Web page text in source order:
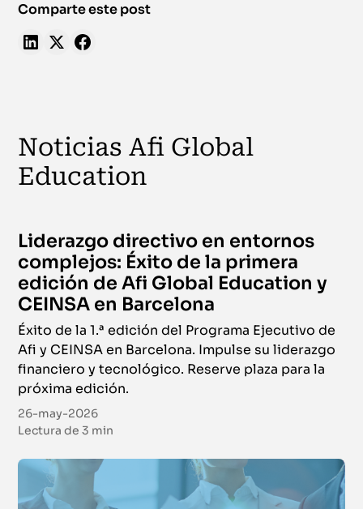
Comparte este post
Noticias Afi Global
Education
Liderazgo directivo en entornos
complejos: Éxito de la primera
edición de Afi Global Education y
CEINSA en Barcelona
Éxito de la 1.ª edición del Programa Ejecutivo de
Afi y CEINSA en Barcelona. Impulse su liderazgo
financiero y tecnológico. Reserve plaza para la
próxima edición.
26-may-2026
Lectura de3 min